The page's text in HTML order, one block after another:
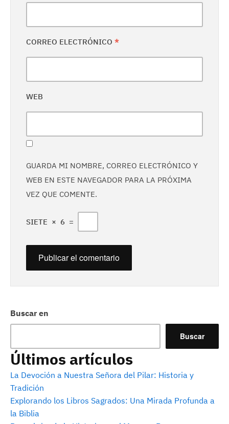
Buscar en
Buscar
Últimos artículos
La Devoción a Nuestra Señora del Pilar: Historia y
Tradición
Explorando los Libros Sagrados: Una Mirada Profunda a
la Biblia
CORREO ELECTRÓNICO *
WEB
GUARDA MI NOMBRE, CORREO ELECTRÓNICO Y
WEB EN ESTE NAVEGADOR PARA LA PRÓXIMA
VEZ QUE COMENTE.
SIETE × 6 =